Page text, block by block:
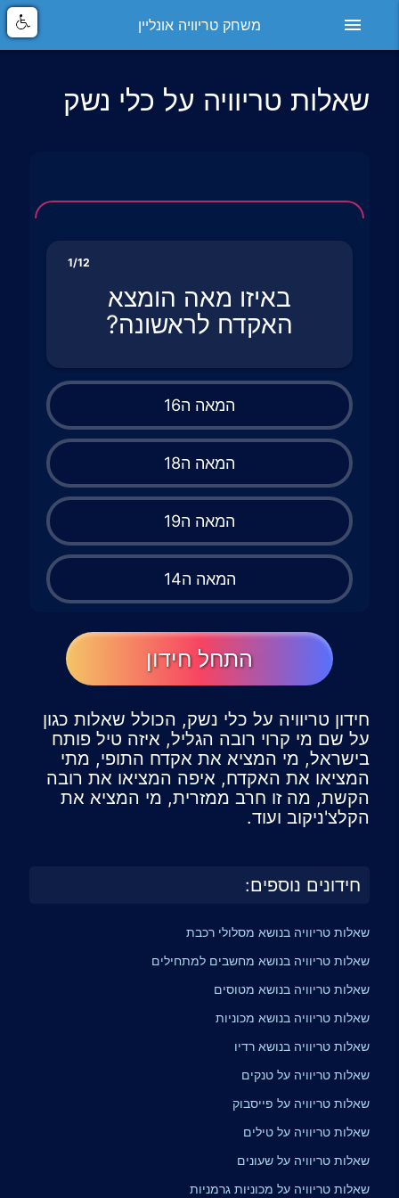
menu משחק טריוויה אונליין
שאלות טריוויה על כלי נשק
1/12
באיזו מאה הומצא
האקדח לראשונה?
המאה ה16
המאה ה18
המאה ה19
המאה ה14
התחל חידון
חידון טריוויה על כלי נשק, הכולל שאלות כגון
על שם מי קרוי רובה הגליל, איזה טיל פותח
בישראל, מי המציא את אקדח התופי, מתי
המציאו את האקדח, איפה המציאו את רובה
הקשת, מה זו חרב ממזרית, מי המציא את
הקלצ'ניקוב ועוד.
חידונים נוספים:
שאלות טריוויה בנושא מסלולי רכבת
שאלות טריוויה בנושא מחשבים למתחילים
שאלות טריוויה בנושא מטוסים
שאלות טריוויה בנושא מכוניות
שאלות טריוויה בנושא רדיו
שאלות טריוויה על טנקים
שאלות טריוויה על פייסבוק
שאלות טריוויה על טילים
שאלות טריוויה על שעונים
שאלות טריוויה על מכוניות גרמניות